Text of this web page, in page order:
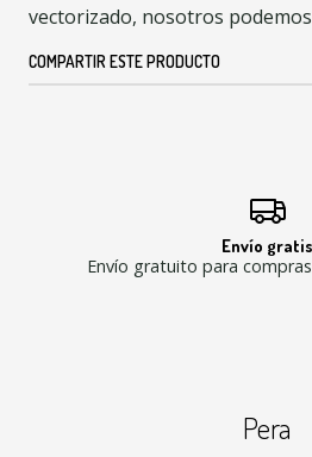
vectorizado, nosotros
COMPARTIR ESTE PRODUCTO
Envío gratis
Envío gratuito para
Pera